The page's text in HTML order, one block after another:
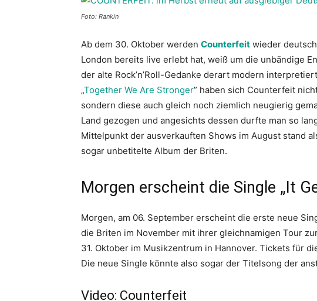
Foto: Rankin
Ab dem 30. Oktober werden Counterfeit wieder
London bereits live erlebt hat, weiß um die unbändige
der alte Rock’n’Roll-Gedanke derart modern
„Together We Are Stronger” haben sich Counterfeit
sondern diese auch gleich noch ziemlich neugierig
Land gezogen und angesichts dessen durfte man so
Mittelpunkt der ausverkauften Shows im August stand
sogar unbetitelte Album der Briten.
Morgen erscheint die Single „It
Morgen, am 06. September erscheint die erste neue
die Briten im November mit ihrer gleichnamigen Tour
31. Oktober im Musikzentrum in Hannover. Tickets für
Die neue Single könnte also sogar der Titelsong der
Video: Counterfeit